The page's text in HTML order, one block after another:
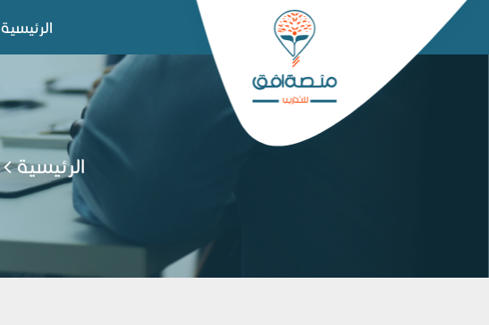
الرئيسية
الرئيسية